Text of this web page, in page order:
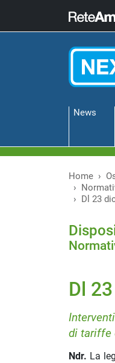
News
Home
Dl 23
Dl
di tariffe
Ndr. La